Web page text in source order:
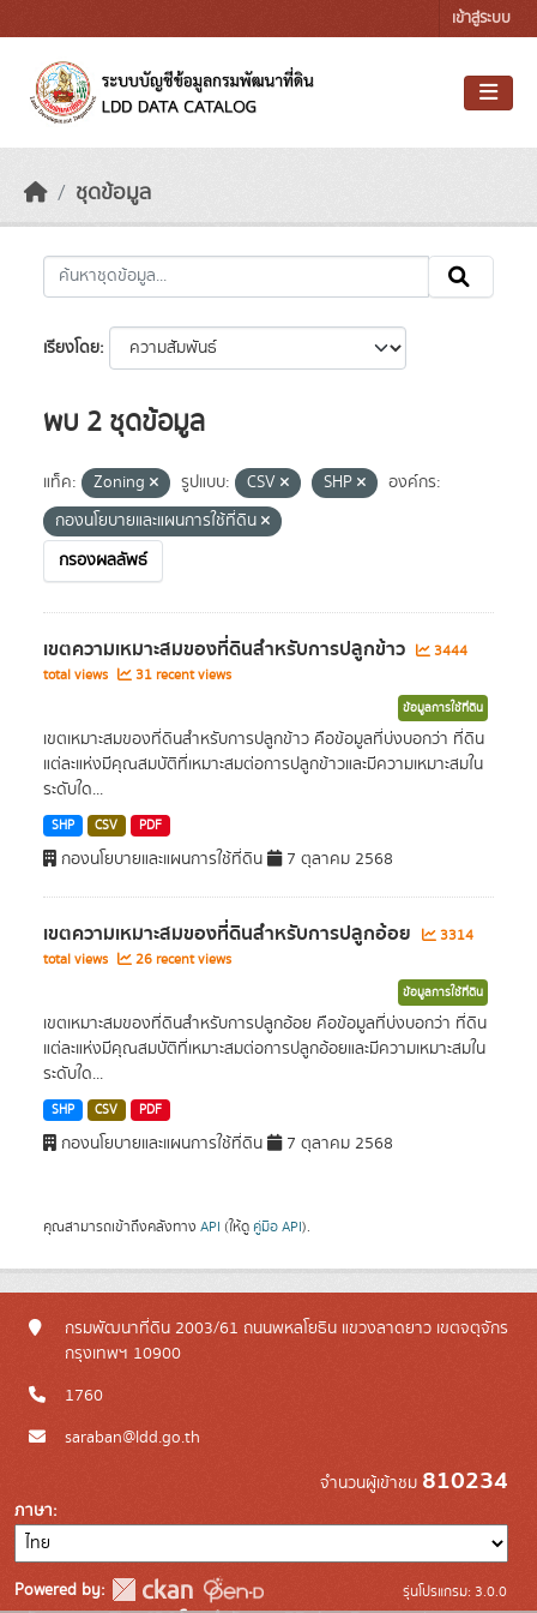
เข้าสู่ระบบ
ชุดข้อมูล
เรียงโดย
พบ 2 ชุดข้อมูล
แท็ค: Zoning รูปแบบ: CSV SHP
องค์กร:
กองนโยบายและแผนการใช้ที่ดิน
กรองผลลัพธ์
เขตความเหมาะสมของที่ดินสำหรับการปลูกข้าว
3444
total views
31 recent views
ข้อมูลการใช้ที่ดิน
เขตเหมาะสมของที่ดินสำหรับการปลูกข้าว คือข้อมูลที่บ่งบอกว่า ที่ดิน
แต่ละแห่งมีคุณสมบัติที่เหมาะสมต่อการปลูกข้าวและมีความเหมาะสมใน
ระดับใด...
SHP CSV PDF
กองนโยบายและแผนการใช้ที่ดิน 7 ตุลาคม 2568
เขตความเหมาะสมของที่ดินสำหรับการปลูกอ้อย
3314
total views
26 recent views
ข้อมูลการใช้ที่ดิน
เขตเหมาะสมของที่ดินสำหรับการปลูกอ้อย คือข้อมูลที่บ่งบอกว่า ที่ดิน
แต่ละแห่งมีคุณสมบัติที่เหมาะสมต่อการปลูกอ้อยและมีความเหมาะสมใน
ระดับใด...
SHP CSV PDF
กองนโยบายและแผนการใช้ที่ดิน 7 ตุลาคม 2568
คุณสามารถเข้าถึงคลังทาง API (ให้ดู คู่มือ API).
กรมพัฒนาที่ดิน 2003/61 ถนนพหลโยธิน แขวงลาดยาว เขตจตุจักร
กรุงเทพฯ 10900
1760
saraban@ldd.go.th
จำนวนผู้เข้าชม 810234
ภาษา
Powered by:
รุ่นโปรแกรม: 3.0.0